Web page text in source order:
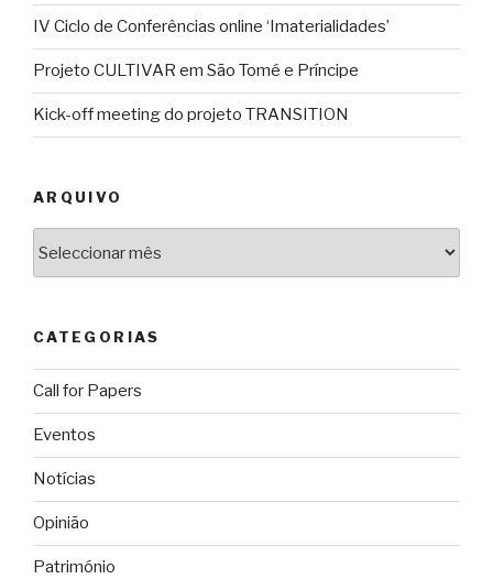
IV Ciclo de Conferências online ‘Imaterialidades’
Projeto CULTIVAR em São Tomé e Príncipe
Kick-off meeting do projeto TRANSITION
ARQUIVO
CATEGORIAS
Call for Papers
Eventos
Notícias
Opinião
Património